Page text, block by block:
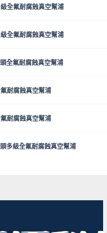
全氟耐腐蝕真空幫浦
全氟耐腐蝕真空幫浦
全氟耐腐蝕真空幫浦
耐腐蝕真空幫浦
耐腐蝕真空幫浦
多級全氟耐腐蝕真空幫浦